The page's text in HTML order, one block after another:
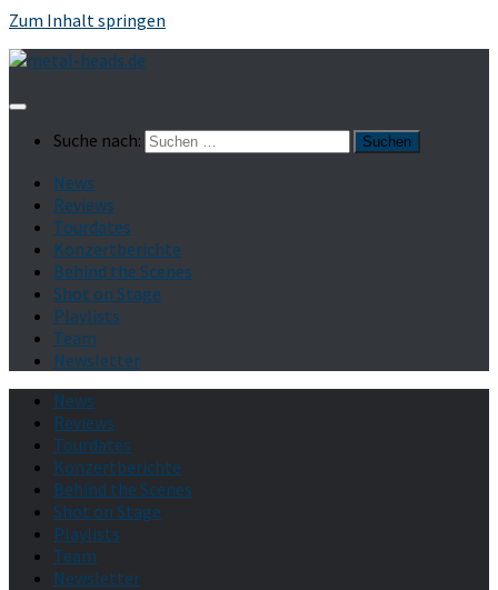
Zum Inhalt springen
Suche nach:
News
Reviews
Tourdates
Konzertberichte
Behind the Scenes
Shot on Stage
Playlists
Team
Newsletter
News
Reviews
Tourdates
Konzertberichte
Behind the Scenes
Shot on Stage
Playlists
Team
Newsletter